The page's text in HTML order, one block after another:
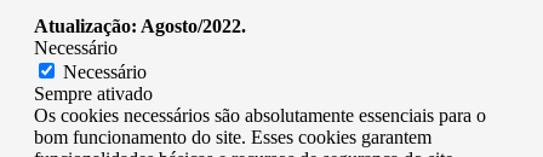
Atualização: Agosto/2022.
Necessário
Necessário
Sempre ativado
Os cookies necessários são absolutamente essenciais para o
bom funcionamento do site. Esses cookies garantem